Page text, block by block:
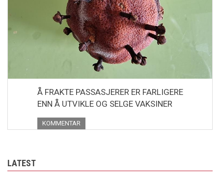
Å FRAKTE PASSASJERER ER FARLIGERE
ENN Å UTVIKLE OG SELGE VAKSINER
KOMMENTAR
LATEST